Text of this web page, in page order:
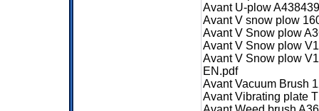
Avant U-plow
Avant V snow plow
Avant V Snow plow
Avant V Snow plow
Avant V Snow plow
EN.pdf
Avant Vacuum Brush
Avant Vibrating plate